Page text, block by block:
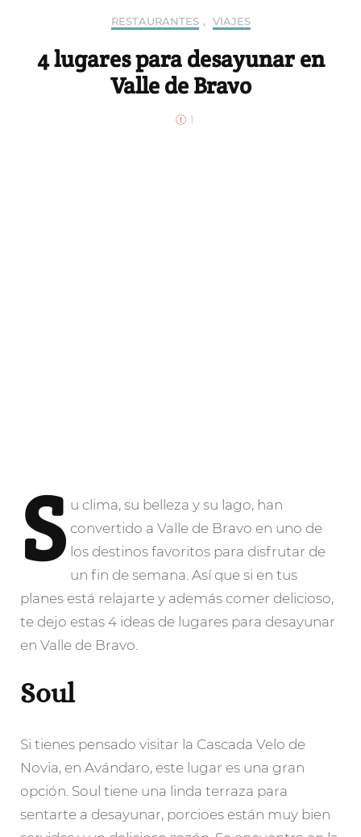
RESTAURANTES , VIAJES
4 lugares para desayunar en
Valle de Bravo
1
S u clima, su belleza y su lago, han
convertido a Valle de Bravo en uno de
los destinos favoritos para disfrutar de
un fin de semana. Así que si en tus
planes está relajarte y además comer delicioso,
te dejo estas 4 ideas de lugares para desayunar
en Valle de Bravo.
Soul
Si tienes pensado visitar la Cascada Velo de
Novia, en Avándaro, este lugar es una gran
opción. Soul tiene una linda terraza para
sentarte a desayunar, porcioes están muy bien